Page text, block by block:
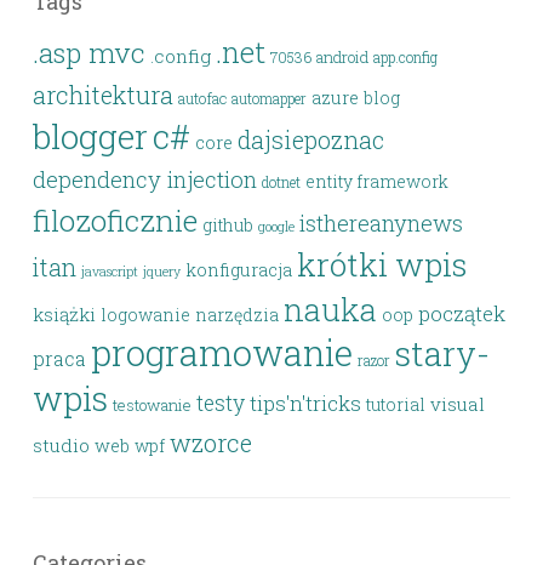
.asp mvc .config .net 70536 android app.config
architektura autofac automapper azure blog
bloggerc# core dajsiepoznac
dependency injection dotnet entity framework
filozoficznie github google isthereanynews
itan javascript jquery konfiguracja krótki wpis
książki logowanie narzędzia nauka oop początek
praca programowanie razor stary-
wpis testowanie testytips'n'tricks tutorial visual
studio web wpf wzorce